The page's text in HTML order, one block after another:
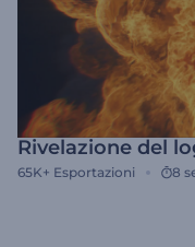
Rivelazione del
65K+ Esportazioni 8